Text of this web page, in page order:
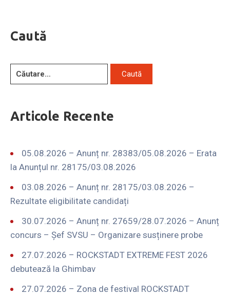
Caută
Articole Recente
05.08.2026 – Anunț nr. 28383/05.08.2026 – Erata
la Anunțul nr. 28175/03.08.2026
03.08.2026 – Anunț nr. 28175/03.08.2026 –
Rezultate eligibilitate candidați
30.07.2026 – Anunț nr. 27659/28.07.2026 – Anunț
concurs – Șef SVSU – Organizare susținere probe
27.07.2026 – ROCKSTADT EXTREME FEST 2026
debutează la Ghimbav
27.07.2026 – Zona de festival ROCKSTADT